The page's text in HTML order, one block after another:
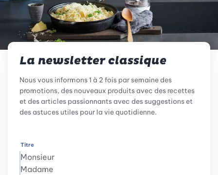
La newsletter classique
Nous vous informons 1 à 2 fois par semaine des
promotions, des nouveaux produits avec des recettes
et des articles passionnants avec des suggestions et
des astuces utiles pour la vie quotidienne.
Titre
Monsieur
Madame